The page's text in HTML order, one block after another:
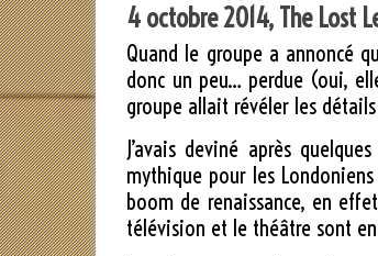
4 octobre 2014, The Lost
Quand le groupe a annoncé
donc un peu… perdue (oui,
groupe allait révéler les
J’avais deviné après
mythique pour les
boom de renaissance, en
télévision et le théâtre sont